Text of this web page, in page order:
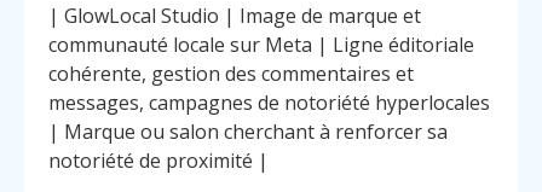
| GlowLocal Studio | Image de marque et
communauté locale sur Meta | Ligne éditoriale
cohérente, gestion des commentaires et
messages, campagnes de notoriété hyperlocales
| Marque ou salon cherchant à renforcer sa
notoriété de proximité |